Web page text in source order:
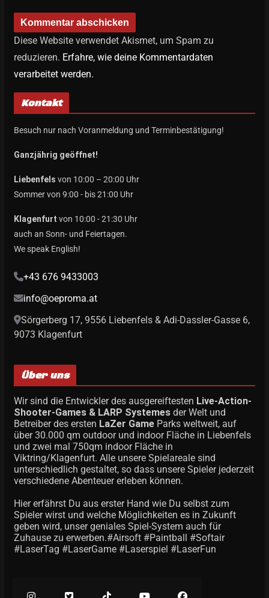
Diese Website verwendet Akismet, um Spam zu
reduzieren. Erfahre, wie deine Kommentardaten
verarbeitet werden.
Kontakt
Besuch nur nach Voranmeldung und Terminbestätigung!
Ganzjährig geöffnet!
Liebenfels von 10:00 – 20:00 Uhr
Sommer von 9:00 - bis 21:00 Uhr
Klagenfurt von 10:00 - 21:30 Uhr
auch an Sonn- und Feiertagen.
We speak English!
+43 676 9433003
info@oeproma.at
Sörgerberg 17, 9556 Liebenfels & Adi-Dassler-Gasse 6,
9073 Klagenfurt
Über uns
Wir sind die Entwickler des ausgereiftesten Live-Action-
Shooter-Games & LARP Systemesder Welt und
Betreiber des ersten LaZer GameParks weltweit, auf
über 30.000 qm outdoor und indoor Fläche in Liebenfels
und zwei mal 750qm indoor Fläche in
Viktring/Klagenfurt. Alle unsere Spielareale sind
unterschiedlich gestaltet, so dass unsere Spieler jederzeit
verschiedene Abenteuer erleben können.
Hier erfährst Du aus erster Hand wie Du selbst zum
Spieler wirst und welche Möglichkeiten es in Zukunft
geben wird, unser geniales Spiel-System auch für
Zuhause zu erwerben.#Airsoft #Paintball #Softair
#LaserTag #LaserGame #Laserspiel #LaserFun